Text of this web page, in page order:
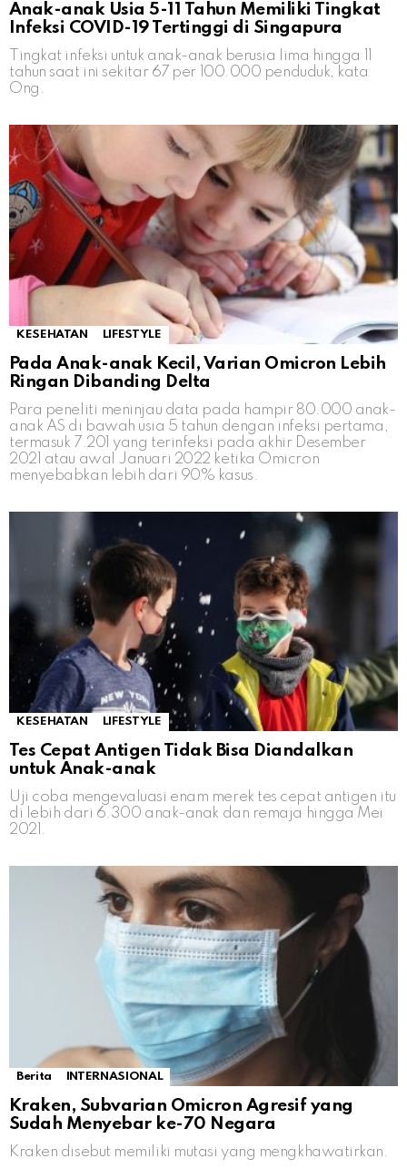
Anak-anak Usia 5-11 Tahun Memiliki Tingkat
Infeksi COVID-19 Tertinggi di Singapura
Tingkat infeksi untuk anak-anak berusia lima hingga 11
tahun saat ini sekitar 67 per 100.000 penduduk, kata
Ong.
KESEHATAN LIFESTYLE
Pada Anak-anak Kecil, Varian Omicron Lebih
Ringan Dibanding Delta
Para peneliti meninjau data pada hampir 80.000 anak-
anak AS di bawah usia 5 tahun dengan infeksi pertama,
termasuk 7.201 yang terinfeksi pada akhir Desember
2021 atau awal Januari 2022 ketika Omicron
menyebabkan lebih dari 90% kasus.
KESEHATAN LIFESTYLE
Tes Cepat Antigen Tidak Bisa Diandalkan
untuk Anak-anak
Uji coba mengevaluasi enam merek tes cepat antigen itu
di lebih dari 6.300 anak-anak dan remaja hingga Mei
2021.
Berita INTERNASIONAL
Kraken, Subvarian Omicron Agresif yang
Sudah Menyebar ke-70 Negara
Kraken disebut memiliki mutasi yang mengkhawatirkan.